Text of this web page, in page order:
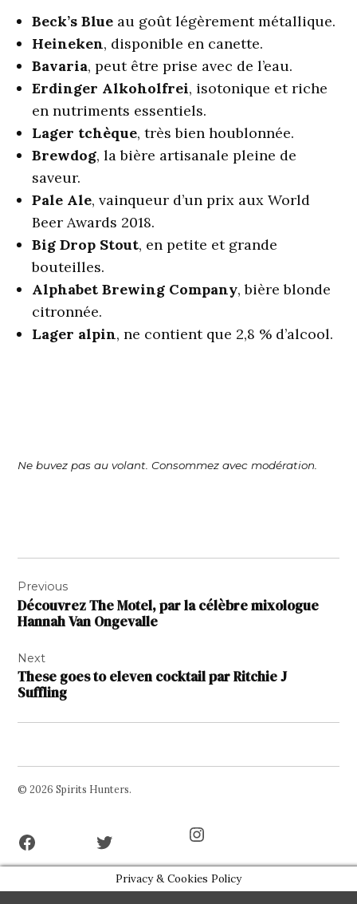
Beck’s Blue au goût légèrement métallique.
Heineken, disponible en canette.
Bavaria, peut être prise avec de l’eau.
Erdinger Alkoholfrei, isotonique et riche
en nutriments essentiels.
Lager tchèque, très bien houblonnée.
Brewdog, la bière artisanale pleine de
saveur.
Pale Ale, vainqueur d’un prix aux World
Beer Awards 2018.
Big Drop Stout, en petite et grande
bouteilles.
Alphabet Brewing Company, bière blonde
citronnée.
Lager alpin, ne contient que 2,8 % d’alcool.
Ne buvez pas au volant. Consommez avec modération.
de
l’article
Previous
Découvrez The Motel, par la célèbre mixologue
Hannah Van Ongevalle
Next
These goes to eleven cocktail par Ritchie J
Suffling
© 2026 Spirits Hunters.
Privacy & Cookies Policy